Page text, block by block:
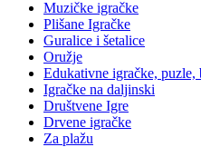
Muzičke igračke
Plišane Igračke
Guralice i šetalice
Oružje
Edukativne igračke, puzle,
Igračke na daljinski
Društvene Igre
Drvene igračke
Za plažu